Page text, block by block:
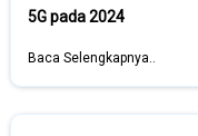
5G pada 2024
Baca Selengkapnya..